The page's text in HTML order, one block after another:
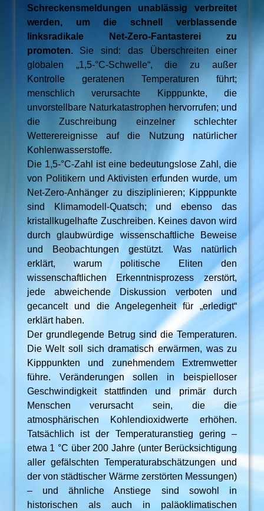
Schreckensmeldungen unablässig verbreitet
werden, um die schnell verblassende
linksradikale Net-Zero-Fantasterei zu
promoten.Sie sind: das Überschreiten einer
globalen „1,5-°C-Schwelle“, die zu außer
Kontrolle geratenen Temperaturen führt;
menschlich verursachte Kipppunkte, die
unvorstellbare Naturkatastrophen hervorrufen; und
die Zuschreibung einzelner schlechter
Wetterereignisse auf die Nutzung natürlicher
Kohlenwasserstoffe.
Die 1,5-°C-Zahl ist eine bedeutungslose Zahl, die
von Politikern und Aktivisten erfunden wurde, um
Net-Zero-Anhänger zu disziplinieren; Kipppunkte
sind Klimamodell-Quatsch; und ebenso das
kristallkugelhafte Zuschreiben. Keines davon wird
durch glaubwürdige wissenschaftliche Beweise
und Beobachtungen gestützt. Was natürlich
erklärt, warum politische Eliten den
wissenschaftlichen Erkenntnisprozess zerstört,
jede abweichende Diskussion verboten und
gecancelt und die Angelegenheit für „erledigt“
erklärt haben.
Der grundlegende Betrug sind die Temperaturen.
Die Welt soll sich dramatisch erwärmen, was zu
Kipppunkten und zunehmendem Extremwetter
führe. Veränderungen sollen in beispielloser
Geschwindigkeit stattfinden und primär durch
Menschen verursacht sein, die die
atmosphärischen Kohlendioxidwerte erhöhen.
Tatsächlich ist der Temperaturanstieg gering –
etwa 1 °C über 200 Jahre (unter Berücksichtigung
aller gefälschten Temperaturabschätzungen und
der von städtischer Wärme zerstörten Messungen)
– und ähnliche Anstiege sind sowohl in
historischen als auch in paläoklimatischen